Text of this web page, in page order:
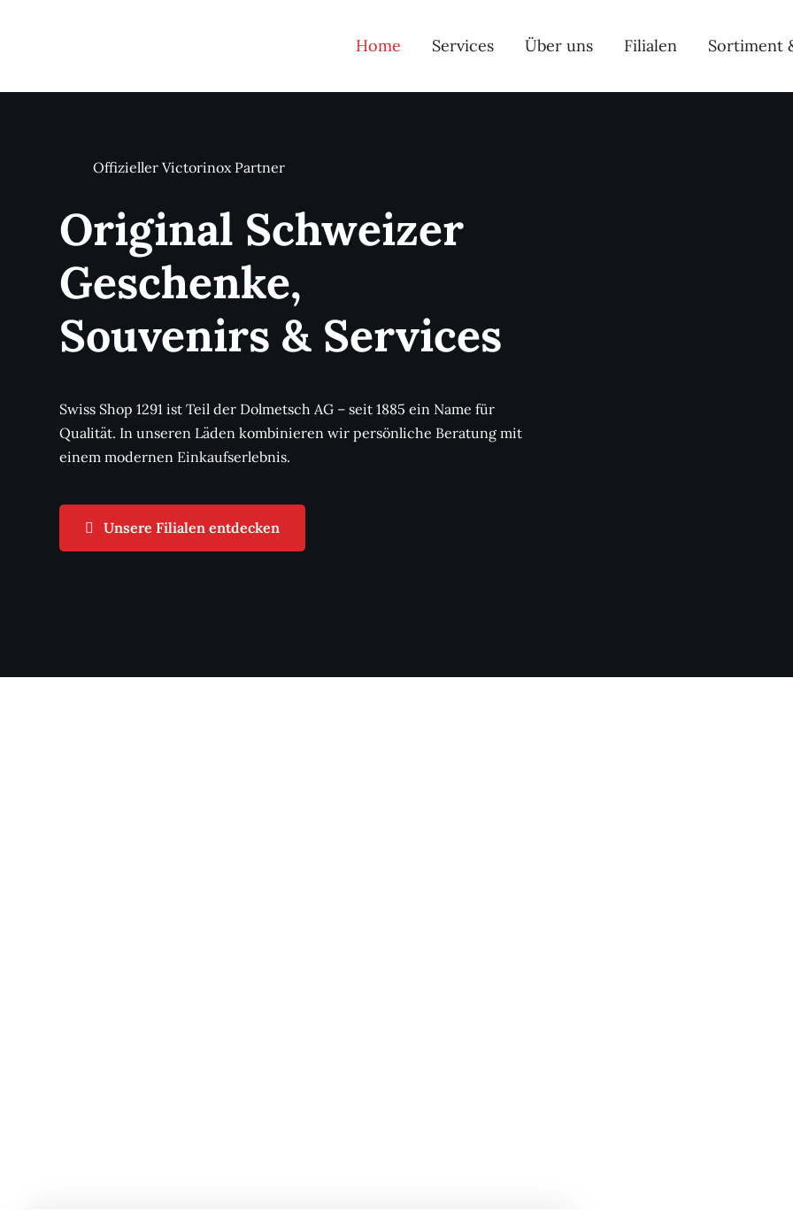
Home Services Über uns Filialen Sortiment
Offizieller Victorinox Partner
Original Schweizer
Geschenke,
Souvenirs & Services
Swiss Shop 1291 ist Teil der Dolmetsch AG – seit 1885 ein Name für
Qualität. In unseren Läden kombinieren wir persönliche Beratung mit
einem modernen Einkaufserlebnis.
Unsere Filialen entdecken